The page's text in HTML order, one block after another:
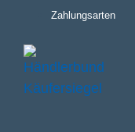
Zahlungsarten